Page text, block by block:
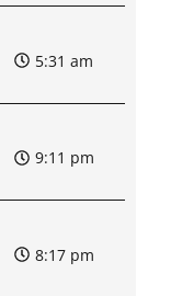
5:31 am
9:11 pm
8:17 pm